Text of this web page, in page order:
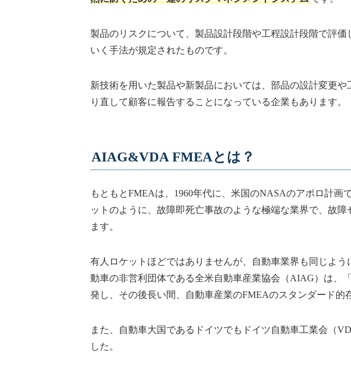
製品のリスクについて、製品設計段階や工程設計段階で評
いく手法が規定されたものです。
新技術を用いた製品や新製品においては、部品の設計変更
り直して顧客に報告することになっている企業もあります。
AIAG&VDA FMEAとは？
もともとFMEAは、1960年代に、米国のNASAのアポロ計画
ットのように、故障即死亡事故のような極端な業界で、故
ます。
有人ロケットほどではありませんが、自動車業界も同じよ
動車の非営利団体である全米自動車産業協会（AIAG）は、
発し、その後長い間、自動車産業のFMEAのスタンダード的
また、自動車大国であるドイツでもドイツ自動車工業会（
した。